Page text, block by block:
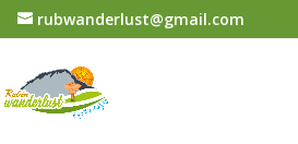
rubwanderlust@gmail.com